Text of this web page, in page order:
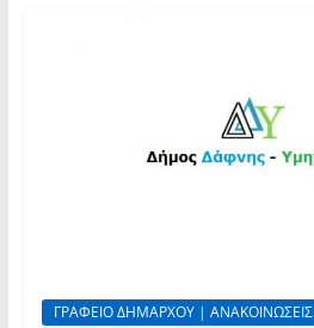
ΓΡΑΦΕΙΟ ΔΗΜΑΡΧΟΥ | ΑΝΑΚΟΙΝΩΣΕΙΣ